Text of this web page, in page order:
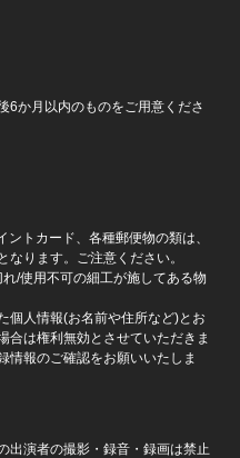
か月以内のものをご用意くださ
トカード、各種郵便物の類は、
ります。ご注意ください。
/使用不可の細工が施してある物
個人情報(お名前や住所など)とお
合は権利無効とさせていただきま
情報のご確認をお願いいたしま
出演者の撮影・録音・録画は禁止